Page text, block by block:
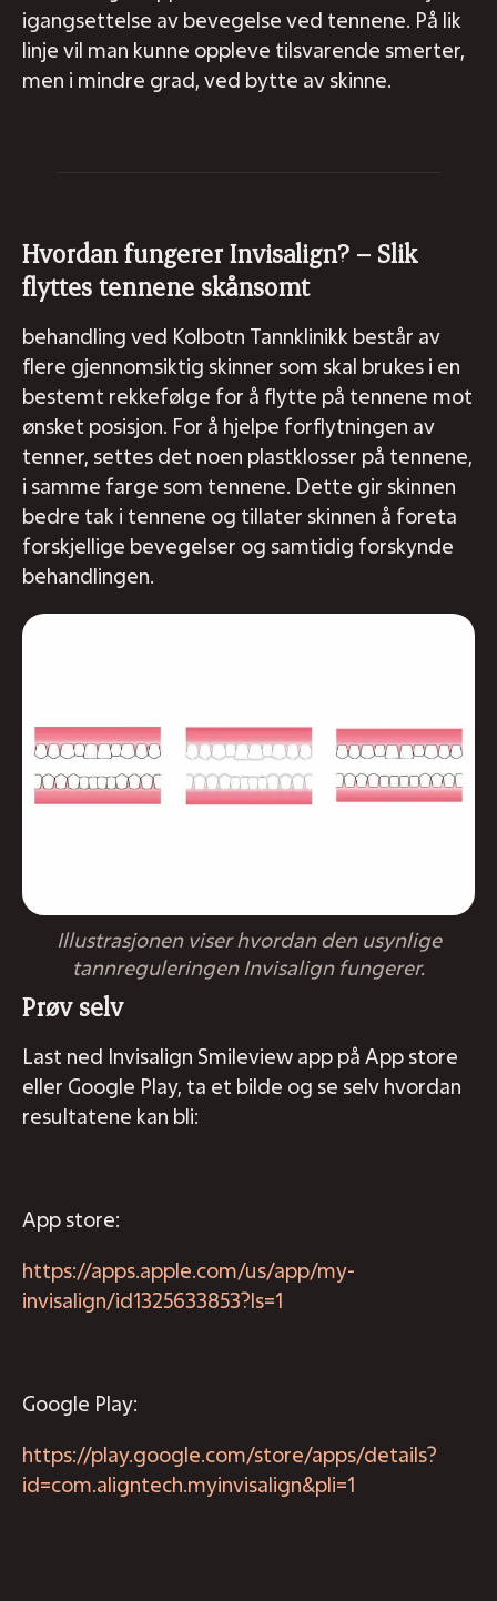
igangsettelse av bevegelse ved tennene. På lik
linje vil man kunne oppleve tilsvarende smerter,
men i mindre grad, ved bytte av skinne.
Hvordan fungerer Invisalign? – Slik
flyttes tennene skånsomt
behandling ved Kolbotn Tannklinikk består av
flere gjennomsiktig skinner som skal brukes i en
bestemt rekkefølge for å flytte på tennene mot
ønsket posisjon. For å hjelpe forflytningen av
tenner, settes det noen plastklosser på tennene,
i samme farge som tennene. Dette gir skinnen
bedre tak i tennene og tillater skinnen å foreta
forskjellige bevegelser og samtidig forskynde
behandlingen.
Illustrasjonen viser hvordan den usynlige
tannreguleringen Invisalign fungerer.
Prøv selv
Last ned Invisalign Smileview app på App store
eller Google Play, ta et bilde og se selv hvordan
resultatene kan bli:
App store:
https://apps.apple.com/us/app/my-
invisalign/id1325633853?ls=1
Google Play:
https://play.google.com/store/apps/details?
id=com.aligntech.myinvisalign&pli=1